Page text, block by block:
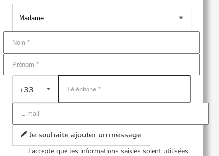
+33
Je souhaite ajouter un message
J'accepte que les informations saisies soient utilisées